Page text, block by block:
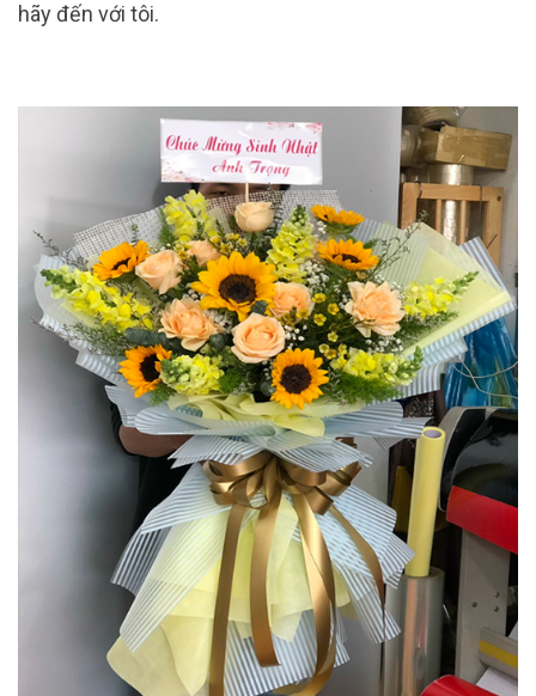
hãy đến với tôi.